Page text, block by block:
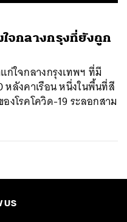
จกลางกรุงที่ยังถูก
ก่ใจกลางกรุงเทพฯ ที่มี
หลังคาเรือน หนึ่งในพื้นที่สี
งโรคโควิด-19 ระลอกสาม
US